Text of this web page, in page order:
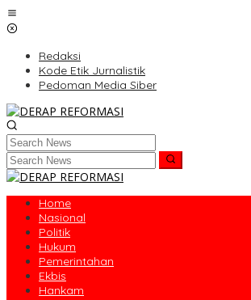
Skip
to
Redaksi
Kode Etik Jurnalistik
Pedoman Media Siber
Home
Nasional
Politik
Hukum
Pemerintahan
Ekbis
Hankam